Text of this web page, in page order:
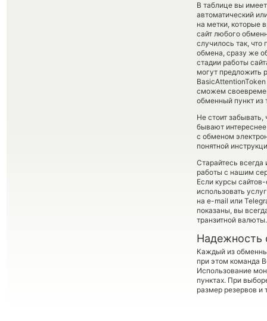
В таблице вы
автоматический
на метки, которые
сайт любого
случилось так,
обмена, сразу же
стадии работы
могут предложить
сможем
обменный пункт из
Не стоит
бывают
с обменом
понятной
Старайтесь всегда
работы с нашим
Если курсы
использовать
на e-mail или
показаны, вы
транзитной валюты.
Надежность
Каждый из
при этом команда
Использование
пунктах. При
размер резервов и